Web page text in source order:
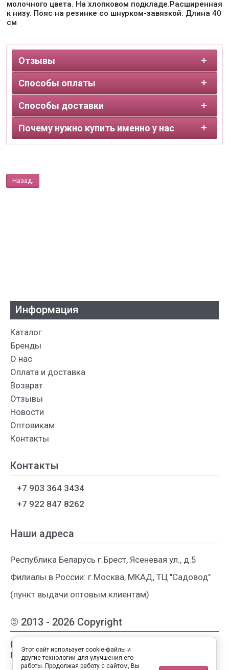
молочного цвета. На хлопковом подкладе.Расширенная
к низу. Пояс на резинке со шнурком-завязкой. Длина 40
см
Отзывы
Способы оплаты
Способы доставки
Почему нужно купить именно у нас
Назад.
© 2013 - 2026 Copyright
Интернет-магазин женской одежды из
Белоруссии
Информация
Каталог
Бренды
О нас
Оплата и доставка
Возврат
Отзывы
Новости
Оптовикам
Контакты
Контакты
+7 903 364 3434
+7 922 847 8262
Наши адреса
Республика Беларусь г.Брест, Ясеневая ул., д.5
Филиалы в России: г.Москва, МКАД, ТЦ "Садовод"
(пункт выдачи оптовым клиентам)
Этот сайт использует cookie-файлы и
другие технологии для улучшения его
работы. Продолжая работу с сайтом, Вы